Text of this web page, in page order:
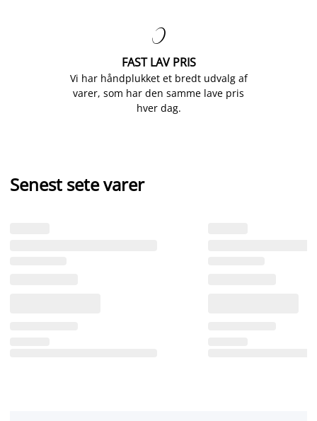

FAST LAV PRIS
Vi har håndplukket et bredt udvalg af
varer, som har den samme lave pris
hver dag.
Senest sete varer